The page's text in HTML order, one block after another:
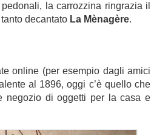
la carrozzina ringrazia il
decantato La Mènagère.
online (per esempio dagli amici
al 1896, oggi c’è quello che
negozio di oggetti per la casa e